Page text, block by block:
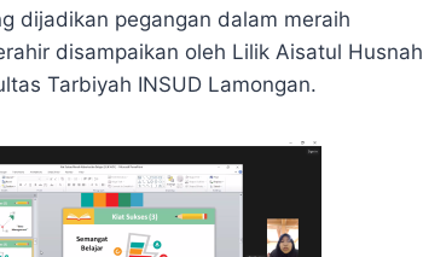
dijadikan pegangan dalam meraih
disampaikan oleh Lilik Aisatul Husnah
Tarbiyah INSUD Lamongan.